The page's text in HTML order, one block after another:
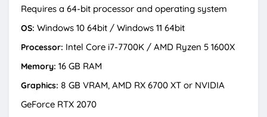
Requires a 64-bit processor and operating system
OS: Windows 10 64bit / Windows 11 64bit
Processor: Intel Core i7-7700K / AMD Ryzen 5 1600X
Memory: 16 GB RAM
Graphics: 8 GB VRAM, AMD RX 6700 XT or NVIDIA
GeForce RTX 2070